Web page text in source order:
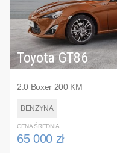
Toyota GT86
2.0 Boxer 200 KM
BENZYNA
CENA ŚREDNIA
65 000 zł